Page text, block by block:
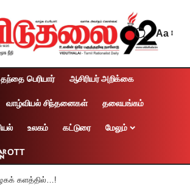
Aa
தந்தை பெரியார் ஆசிரியர் அறிக்கை
வாழ்வியல் சிந்தனைகள் தலையங்கம்
உலகம் கட்டுரை மேலும்
OTT
களத்தில்…!